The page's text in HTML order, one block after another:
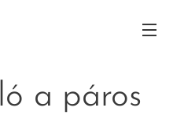
a páros